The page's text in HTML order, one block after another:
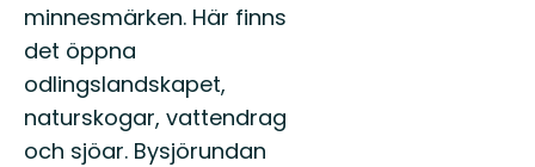
minnesmärken. Här finns
det öppna
odlingslandskapet,
naturskogar, vattendrag
och sjöar. Bysjörundan